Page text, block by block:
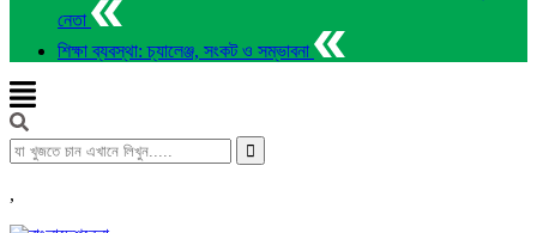
নেতা
শিক্ষা ব্যবস্থা: চ্যালেঞ্জ, সংকট ও সম্ভাবনা
,